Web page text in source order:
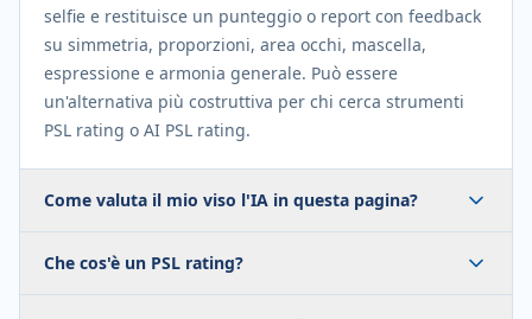
selfie e restituisce un punteggio o report con feedback
su simmetria, proporzioni, area occhi, mascella,
espressione e armonia generale. Può essere
un'alternativa più costruttiva per chi cerca strumenti
PSL rating o AI PSL rating.
Come valuta il mio viso l'IA in questa pagina?
Che cos'è un PSL rating?